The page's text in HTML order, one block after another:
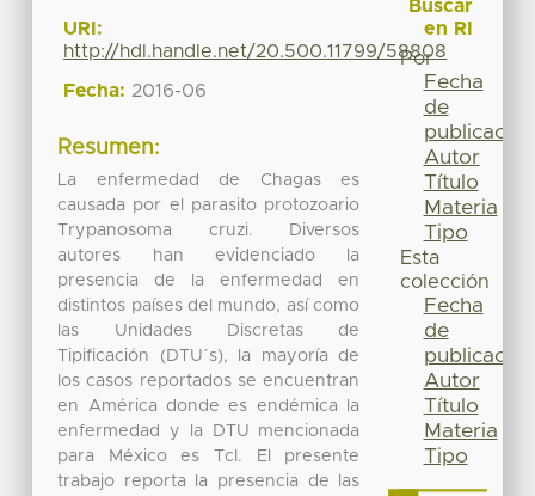
URI:
http://hdl.handle.net/20.500.11799/58808
Fecha: 2016-06
Resumen:
La enfermedad de Chagas es
causada por el parasito protozoario
Trypanosoma cruzi. Diversos
autores han evidenciado la
presencia de la enfermedad en
distintos países del mundo, así como
las Unidades Discretas de
Tipificación (DTU´s), la mayoría de
los casos reportados se encuentran
en América donde es endémica la
enfermedad y la DTU mencionada
para México es TcI. El presente
trabajo reporta la presencia de las
Buscar
en RI
Por
Fecha
de
publicación
Autor
Título
Materia
Tipo
Esta
colección
Fecha
de
publicación
Autor
Título
Materia
Tipo